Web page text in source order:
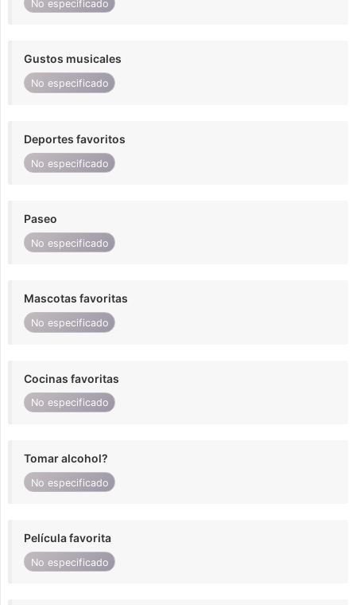
No especificado
Gustos musicales
No especificado
Deportes favoritos
No especificado
Paseo
No especificado
Mascotas favoritas
No especificado
Cocinas favoritas
No especificado
Tomar alcohol?
No especificado
Película favorita
No especificado